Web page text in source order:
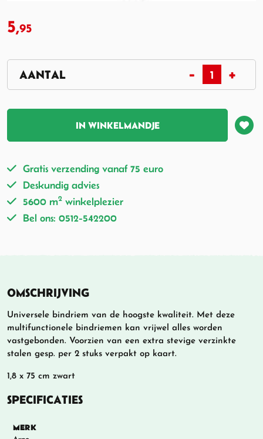
5,95
IN WINKELMANDJE
Gratis verzending vanaf 75 euro
Deskundig advies
5600 m2 winkelplezier
Bel ons: 0512-542200
OMSCHRIJVING
Universele bindriem van de hoogste kwaliteit. Met deze
multifunctionele bindriemen kan vrijwel alles worden
vastgebonden. Voorzien van een extra stevige verzinkte
stalen gesp. per 2 stuks verpakt op kaart.
1,8 x 75 cm zwart
SPECIFICATIES
MERK